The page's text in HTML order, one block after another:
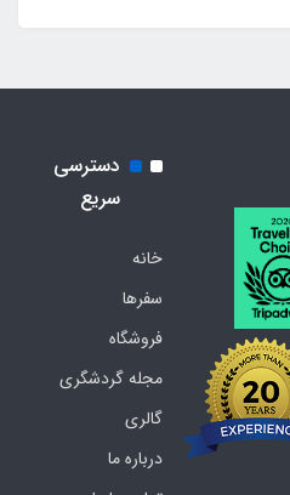
دسترسی
سریع
خانه
سفرها
فروشگاه
مجله گردشگری
گالری
درباره ما